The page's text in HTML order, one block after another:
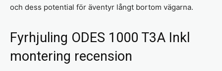
och dess potential för äventyr långt bortom vägarna.
Fyrhjuling ODES 1000 T3A Inkl
montering recension